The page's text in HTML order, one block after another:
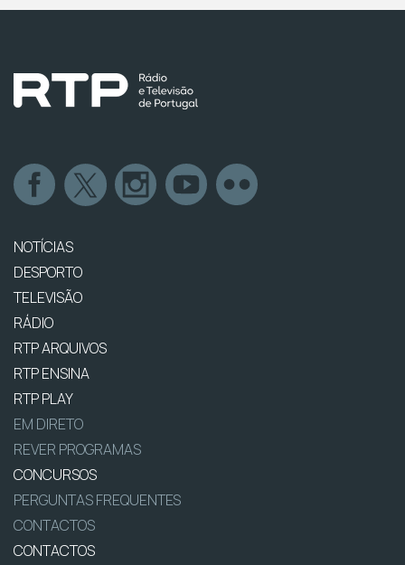
NOTÍCIAS
DESPORTO
TELEVISÃO
RÁDIO
RTP ARQUIVOS
RTP ENSINA
RTP PLAY
EM DIRETO
REVER PROGRAMAS
CONCURSOS
PERGUNTAS FREQUENTES
CONTACTOS
CONTACTOS